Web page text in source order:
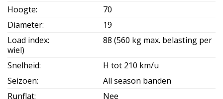
Hoogte:
70
Diameter:
19
Load index:
88 (560 kg max. belasting per
wiel)
Snelheid:
H tot 210 km/u
Seizoen:
All season banden
Runflat:
Nee